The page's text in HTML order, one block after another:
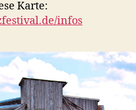
Karte:
infos